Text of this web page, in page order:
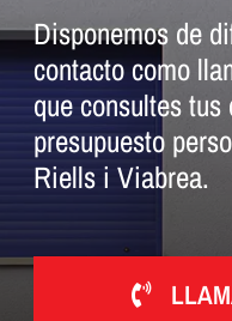
Disponemos de
contacto como
que consultes
presupuesto
Riells i Viabrea.